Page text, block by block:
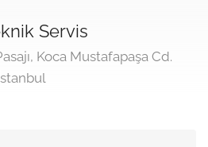
Servis
Koca Mustafapaşa Cd.